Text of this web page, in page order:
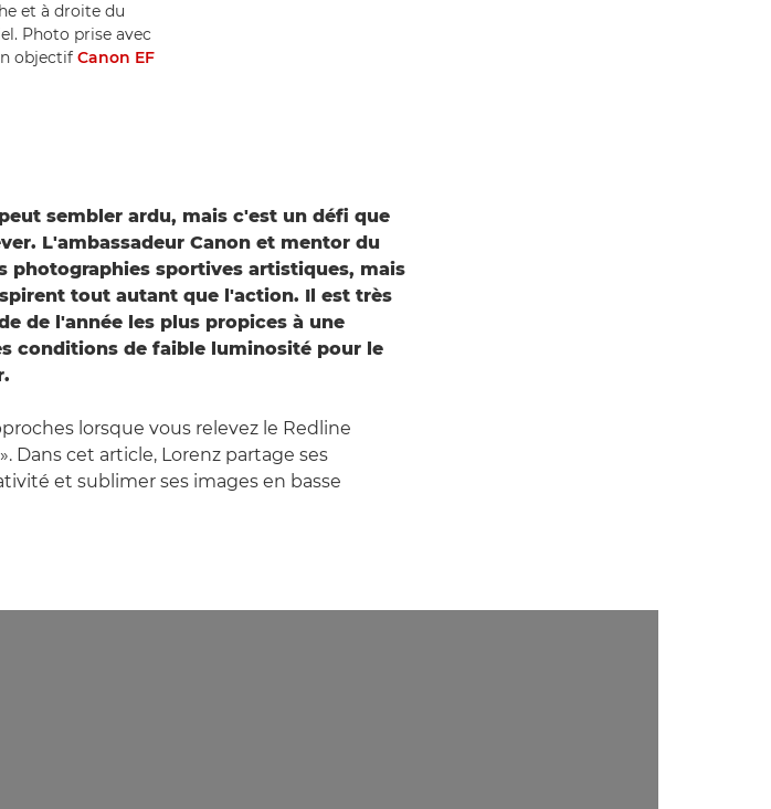
et à droite du
Photo prise avec
objectif Canon EF
sembler ardu, mais c'est un défi que
L'ambassadeur Canon et mentor du
photographies sportives artistiques, mais
tout autant que l'action. Il est très
de l'année les plus propices à une
conditions de faible luminosité pour le
lorsque vous relevez le Redline
Dans cet article, Lorenz partage ses
et sublimer ses images en basse